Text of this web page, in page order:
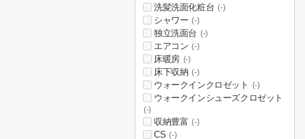
洗髪洗面化粧台 (-)
シャワー (-)
独立洗面台 (-)
エアコン (-)
床暖房 (-)
床下収納 (-)
ウォークインクロゼット (-)
ウォークインシューズクロゼット
(-)
収納豊富 (-)
CS (-)